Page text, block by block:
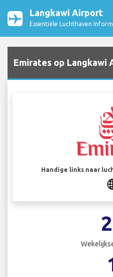
Langkawi Airport
Essentiële Luchthaven
Emirates op Langkawi
Handige links naar